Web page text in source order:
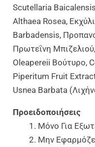
Scutellaria
Althaea Rosea,
Barbadensis,
Πρωτεΐνη
Oleapereii Βούτυρο,
Piperitum Fruit
Usnea Barbata
Προειδοποιήσεις
Μόνο Για
Μην